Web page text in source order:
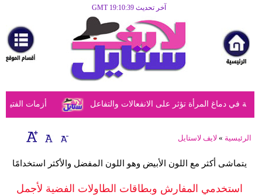
آخر تحديث GMT 19:10:39
مرأة
أزياء
أزياء
إسلامية
ديكور
صحة
أزمات دماغ المرأة تؤثر على الانفعالات والتفاعل
الرئيسية » لايف لاستايل
يتماشى أكثر مع اللون الأبيض وهو اللون المفضل والأكثر استخدامًا
استخدمي المفارش وبطاقات الطاولات الفضية لأجمل